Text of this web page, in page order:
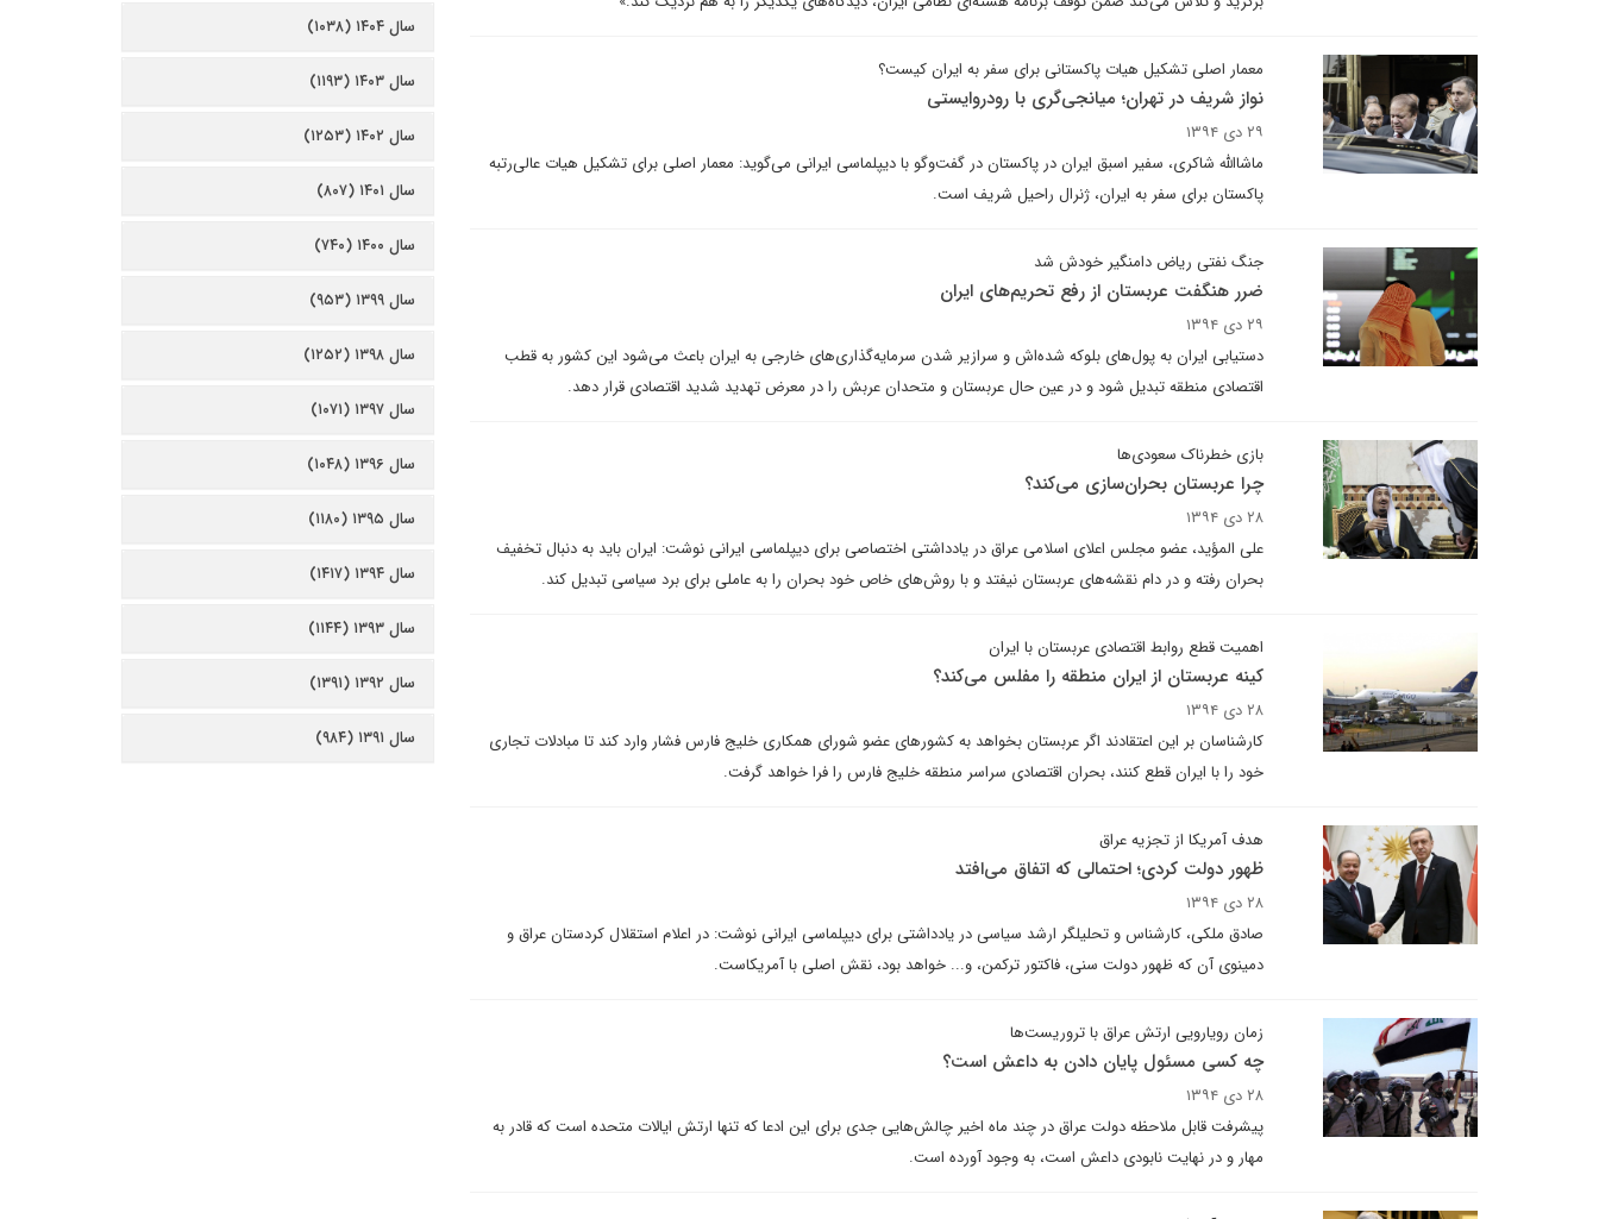
معمار اصلی تشکیل هیات پاکستانی برای سفر به ایران کیست؟
نواز شریف در تهران؛ میانجی‌گری با رودروایستی
۲۹ دی ۱۳۹۴
ماشاالله شاکری، سفیر اسبق ایران در پاکستان در گفت‌وگو با دیپلماسی ایرانی می‌گوید: معمار اصلی برای تشکیل هیات عالی‌رتبه
پاکستان برای سفر به ایران، ژنرال راحیل شریف است.
جنگ نفتی ریاض دامنگیر خودش شد
ضرر هنگفت عربستان از رفع تحریم‌های ایران
۲۹ دی ۱۳۹۴
دستیابی ایران به پول‌های بلوکه شده‌اش و سرازیر شدن سرمایه‌گذاری‌های خارجی به ایران باعث می‌شود این کشور به قطب
اقتصادی منطقه تبدیل شود و در عین حال عربستان و متحدان عربش را در معرض تهدید شدید اقتصادی قرار دهد.
بازی خطرناک سعود‌ی‌ها
چرا عربستان بحران‌سازی می‌کند؟
۲۸ دی ۱۳۹۴
علی المؤید، عضو مجلس اعلای اسلامی عراق در یادداشتی اختصاصی برای دیپلماسی ایرانی نوشت: ایران باید به دنبال تخفیف
بحران رفته و در دام نقشه‌های عربستان نیفتد و با روش‌های خاص خود بحران را به عاملی برای برد سیاسی تبدیل کند.
اهمیت قطع روابط اقتصادی عربستان با ایران
کینه عربستان از ایران منطقه را مفلس می‌کند؟
۲۸ دی ۱۳۹۴
کارشناسان بر این اعتقادند اگر عربستان بخواهد به کشورهای عضو شورای همکاری خلیج فارس فشار وارد کند تا مبادلات تجاری
خود را با ایران قطع کنند، بحران اقتصادی سراسر منطقه خلیج فارس را فرا خواهد گرفت.
هدف آمریکا از تجزیه عراق
ظهور دولت کردی؛ احتمالی که اتفاق می‌افتد
۲۸ دی ۱۳۹۴
صادق ملکی، کارشناس و تحلیلگر ارشد سیاسی در یادداشتی برای دیپلماسی ایرانی نوشت: در اعلام استقلال کردستان عراق و
دمینوی آن که ظهور دولت سنی، فاکتور ترکمن، و... خواهد بود، نقش اصلی با آمریکاست.
زمان رویارویی ارتش عراق با تروریست‌ها
چه کسی مسئول پایان دادن به داعش است؟
۲۸ دی ۱۳۹۴
پیشرفت قابل ملاحظه دولت عراق در چند ماه اخیر چالش‌هایی جدی برای این ادعا که تنها ارتش ایالات متحده است که قادر به
مهار و در نهایت نابودی داعش است، به وجود آورده است.
سال ۱۴۰۴ (۱۰۳۸)
سال ۱۴۰۳ (۱۱۹۳)
سال ۱۴۰۲ (۱۲۵۳)
سال ۱۴۰۱ (۸۰۷)
سال ۱۴۰۰ (۷۴۰)
سال ۱۳۹۹ (۹۵۳)
سال ۱۳۹۸ (۱۲۵۲)
سال ۱۳۹۷ (۱۰۷۱)
سال ۱۳۹۶ (۱۰۴۸)
سال ۱۳۹۵ (۱۱۸۰)
سال ۱۳۹۴ (۱۴۱۷)
سال ۱۳۹۳ (۱۱۴۴)
سال ۱۳۹۲ (۱۳۹۱)
سال ۱۳۹۱ (۹۸۴)